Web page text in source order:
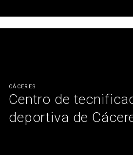
CÁCERES
Centro de
deportiva de